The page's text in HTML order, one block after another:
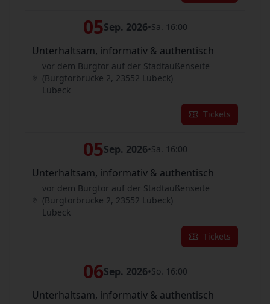
05Sep. 2026•Sa. 16:00
Unterhaltsam, informativ & authentisch
vor dem Burgtor auf der Stadtaußenseite
(Burgtorbrücke 2, 23552 Lübeck)
Lübeck
Tickets
05Sep. 2026•Sa. 16:00
Unterhaltsam, informativ & authentisch
vor dem Burgtor auf der Stadtaußenseite
(Burgtorbrücke 2, 23552 Lübeck)
Lübeck
Tickets
06Sep. 2026•So. 16:00
Unterhaltsam, informativ & authentisch